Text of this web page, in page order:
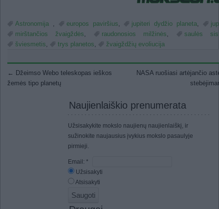
Astronomija , europos paviršius, jupiteri dydžio planeta,
mirštančios žvaigždės, raudonosios milžinės,
saulės
šviesmetis, trys planetos, žvaigždžių evoliucija
Post navigation
← Džeimso Webo teleskopas ieškos
žemės tipo planetų
NASA ruošiasi artėjančio
Naujienlaiškio prenumerata
Užsisakykite mokslo naujienų naujienlaiškį, ir
sužinokite naujausius įvykius mokslo pasaulyje
pirmieji.
Email: *
Užsisakyti
Atsisakyti